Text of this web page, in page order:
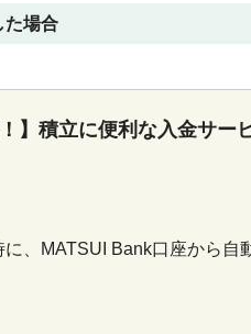
た場合
】積立に便利な入金サー
、MATSUI Bank口座から